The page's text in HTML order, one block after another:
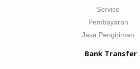
Service
Pembayaran
Jasa Pengiriman
Bank Transfer